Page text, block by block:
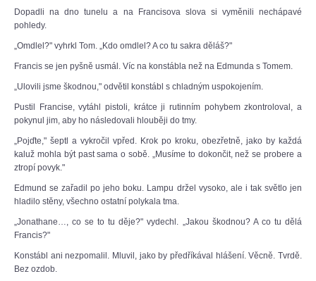
Dopadli na dno tunelu a na Francisova slova si vyměnili nechápavé
pohledy.
„Omdlel?" vyhrkl Tom. „Kdo omdlel? A co tu sakra děláš?"
Francis se jen pyšně usmál. Víc na konstábla než na Edmunda s Tomem.
„Ulovili jsme škodnou," odvětil konstábl s chladným uspokojením.
Pustil Francise, vytáhl pistoli, krátce ji rutinním pohybem zkontroloval, a
pokynul jim, aby ho následovali hlouběji do tmy.
„Pojďte," šeptl a vykročil vpřed. Krok po kroku, obezřetně, jako by každá
kaluž mohla být past sama o sobě. „Musíme to dokončit, než se probere a
ztropí povyk."
Edmund se zařadil po jeho boku. Lampu držel vysoko, ale i tak světlo jen
hladilo stěny, všechno ostatní polykala tma.
„Jonathane…, co se to tu děje?" vydechl. „Jakou škodnou? A co tu dělá
Francis?"
Konstábl ani nezpomalil. Mluvil, jako by předříkával hlášení. Věcně. Tvrdě.
Bez ozdob.